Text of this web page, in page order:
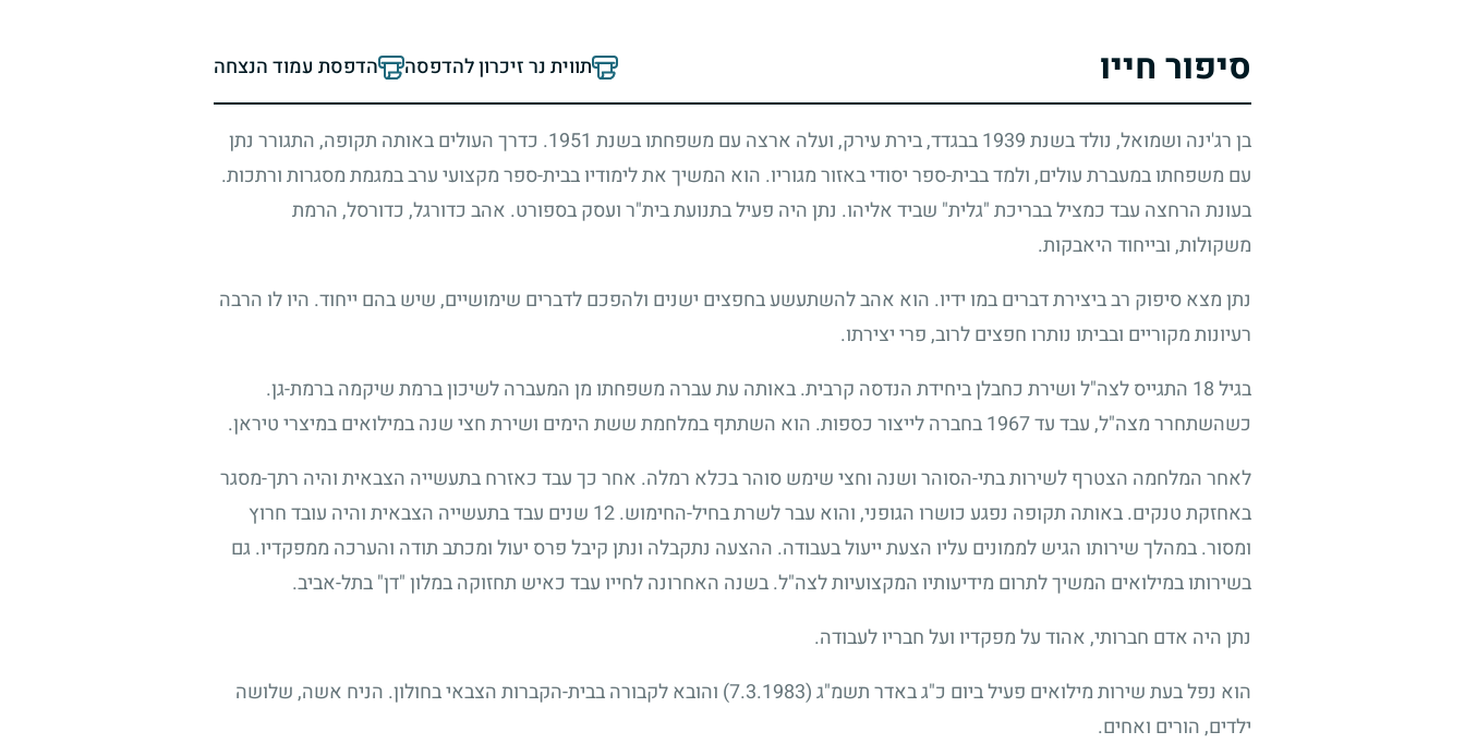
סיפור חייו תווית נר זיכרון להדפסה הדפסת עמוד הנצחה
בן רג'ינה ושמואל, נולד בשנת1939בבגדד, בירת עירק, ועלה ארצה עם משפחתו בשנת 1951. כדרך העולים באותה תקופה, התגורר נתן
עם משפחתו במעברת עולים, ולמד בבית-ספר יסודי באזור מגוריו. הוא המשיך את לימודיו בבית-ספר מקצועי ערב במגמת מסגרות ורתכות.
בעונת הרחצה עבד כמציל בבריכת "גלית" שביד אליהו. נתן היה פעיל בתנועת בית"ר ועסק בספורט. אהב כדורגל, כדורסל, הרמת
משקולות, ובייחוד היאבקות.
נתן מצא סיפוק רב ביצירת דברים במו ידיו. הוא אהב להשתעשע בחפצים ישנים ולהפכם לדברים שימושיים, שיש בהם ייחוד. היו לו הרבה
רעיונות מקוריים ובביתו נותרו חפצים לרוב, פרי יצירתו.
בגיל18 התגייס לצה"ל ושירת כחבלן ביחידת הנדסה קרבית. באותה עת עברה משפחתו מן המעברה לשיכון ברמת שיקמה ברמת-גן.
כשהשתחרר מצה"ל, עבד עד1967בחברה לייצור כספות. הוא השתתף במלחמת ששת הימים ושירת חצי שנה במילואים במיצרי טיראן.
לאחר המלחמה הצטרף לשירות בתי-הסוהר ושנה וחצי שימש סוהר בכלא רמלה. אחר כך עבד כאזרח בתעשייה הצבאית והיה רתך-מסגר
באחזקת טנקים. באותה תקופה נפגע כושרו הגופני, והוא עבר לשרת בחיל-החימוש.12 שנים עבד בתעשייה הצבאית והיה עובד חרוץ
ומסור. במהלך שירותו הגיש לממונים עליו הצעת ייעול בעבודה. ההצעה נתקבלה ונתן קיבל פרס יעול ומכתב תודה והערכה ממפקדיו. גם
בשירותו במילואים המשיך לתרום מידיעותיו המקצועיות לצה"ל. בשנה האחרונה לחייו עבד כאיש תחזוקה במלון "דן" בתל-אביב.
נתן היה אדם חברותי, אהוד על מפקדיו ועל חבריו לעבודה.
הוא נפל בעת שירות מילואים פעיל ביום כ"ג באדר תשמ"ג(7.3.1983)
והובא לקבורה בבית-הקברות הצבאי בחולון. הניח אשה, שלושה
ילדים, הורים ואחים.